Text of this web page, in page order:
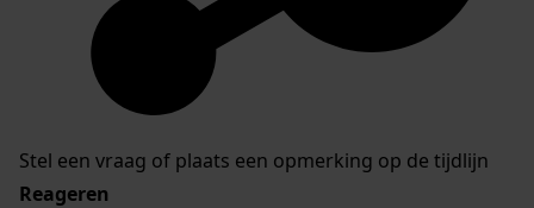
Stel een vraag of plaats een opmerking op de tijdlijn
Reageren